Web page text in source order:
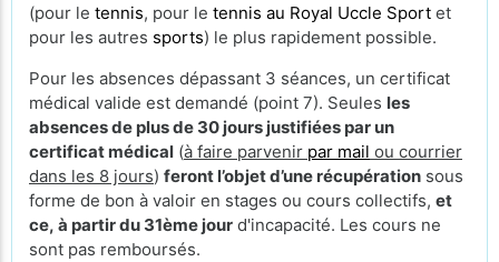
(pour le tennis, pour le tennis au Royal Uccle Sport et
pour les autres sports) le plus rapidement possible.
Pour les absences dépassant 3 séances, un certificat
médical valide est demandé (point 7). Seules les
absences de plus de 30 jours justifiées par un
certificat médical (à faire parvenir par mail ou courrier
dans les 8 jours) feront l’objet d’une récupération sous
forme de bon à valoir en stages ou cours collectifs, et
ce, à partir du 31ème jour d'incapacité. Les cours ne
sont pas remboursés.